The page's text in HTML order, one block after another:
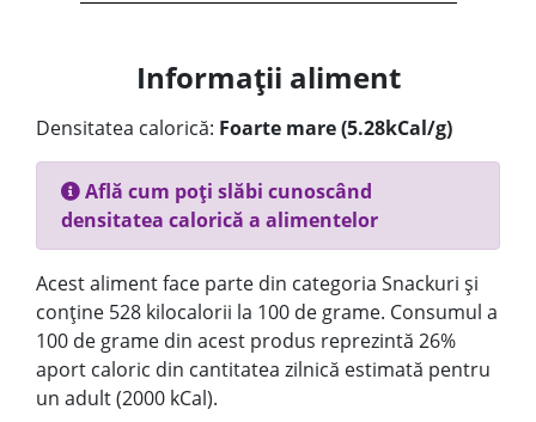
Informații aliment
Densitatea calorică: Foarte mare (5.28kCal/g)
Află cum poți slăbi cunoscând
densitatea calorică a alimentelor
Acest aliment face parte din categoria Snackuri și
conține 528 kilocalorii la 100 de grame. Consumul a
100 de grame din acest produs reprezintă 26%
aport caloric din cantitatea zilnică estimată pentru
un adult (2000 kCal).